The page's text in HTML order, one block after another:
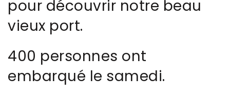
pour découvrir notre beau
vieux port.
400 personnes ont
embarqué le samedi.